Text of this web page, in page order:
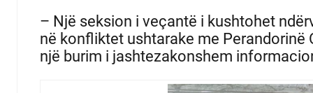
– Një seksion i veçantë i kushtohet
në konfliktet ushtarake me Perandorinë
një burim i jashtezakonshem